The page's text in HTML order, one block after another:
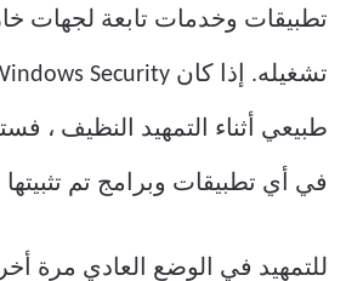
تطبيقات وخدمات تابعة لجهات
طبيعي أثناء التمهيد النظيف ،
في أي تطبيقات وبرامج تم تثبيتها
للتمهيد في الوضع العادي مرة